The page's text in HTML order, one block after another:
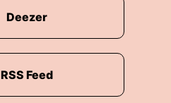
Deezer
RSS Feed